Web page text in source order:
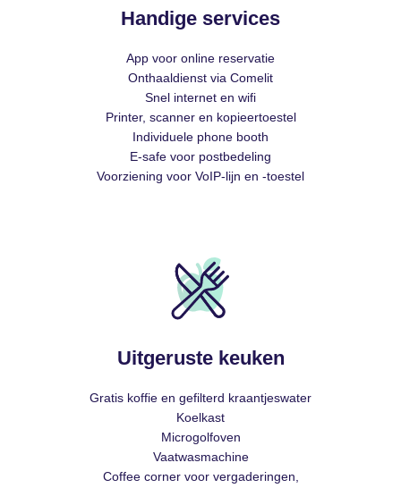
Handige services
App voor online reservatie
Onthaaldienst via Comelit
Snel internet en wifi
Printer, scanner en kopieertoestel
Individuele phone booth
E-safe voor postbedeling
Voorziening voor VoIP-lijn en -toestel
Uitgeruste keuken
Gratis koffie en gefilterd kraantjeswater
Koelkast
Microgolfoven
Vaatwasmachine
Coffee corner voor vergaderingen,